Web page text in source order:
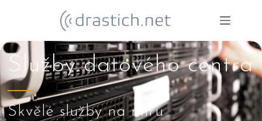
Služby datového centra
Skvělé služby na míru